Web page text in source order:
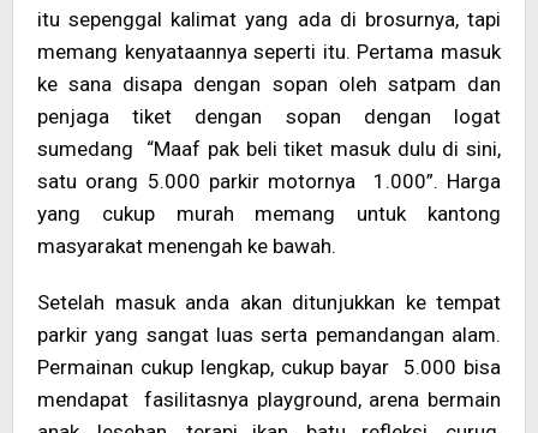
itu sepenggal kalimat yang ada di brosurnya, tapi
memang kenyataannya seperti itu. Pertama masuk
ke sana disapa dengan sopan oleh satpam dan
penjaga tiket dengan sopan dengan logat
sumedang “Maaf pak beli tiket masuk dulu di sini,
satu orang 5.000 parkir motornya 1.000”. Harga
yang cukup murah memang untuk kantong
masyarakat menengah ke bawah.
Setelah masuk anda akan ditunjukkan ke tempat
parkir yang sangat luas serta pemandangan alam.
Permainan cukup lengkap, cukup bayar 5.000 bisa
mendapat fasilitasnya playground, arena bermain